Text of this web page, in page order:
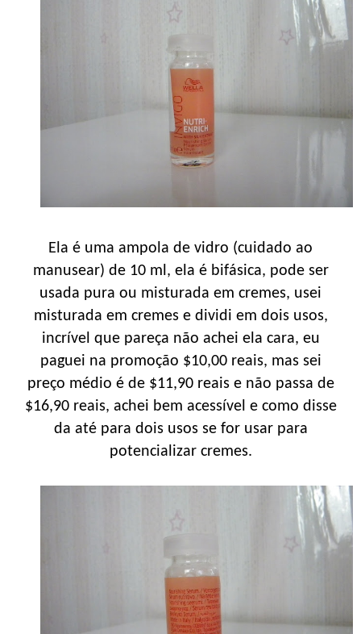
Ela é uma ampola de vidro (cuidado ao
manusear) de 10 ml, ela é bifásica, pode ser
usada pura ou misturada em cremes, usei
misturada em cremes e dividi em dois usos,
incrível que pareça não achei ela cara, eu
paguei na promoção $10,00 reais, mas sei
preço médio é de $11,90 reais e não passa de
$16,90 reais, achei bem acessível e como disse
da até para dois usos se for usar para
potencializar cremes.